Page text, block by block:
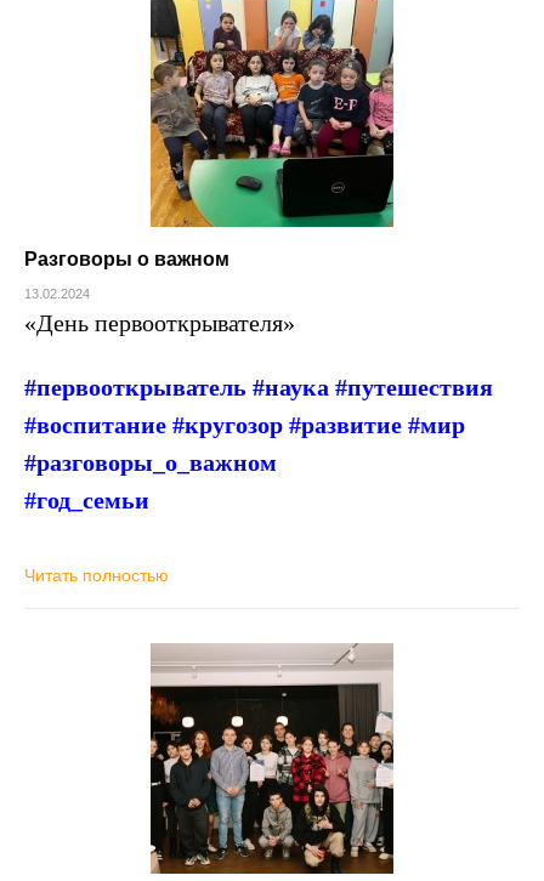
Разговоры о важном
13.02.2024
«День первооткрывателя»
#первооткрыватель #наука #путешествия
#воспитание #кругозор #развитие #мир
#разговоры_о_важном
#год_семьи
Читать полностью